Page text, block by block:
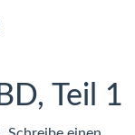
Teil 1